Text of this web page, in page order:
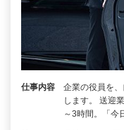
仕事内容
企業の役員を
します。 送迎
～3時間。「今